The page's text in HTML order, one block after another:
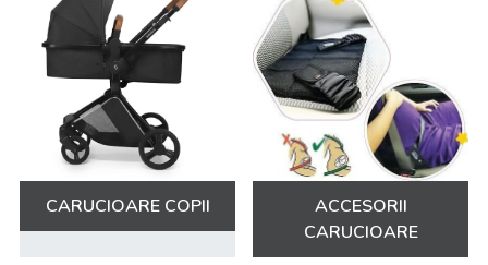
CARUCIOARE COPII
ACCESORII
CARUCIOARE